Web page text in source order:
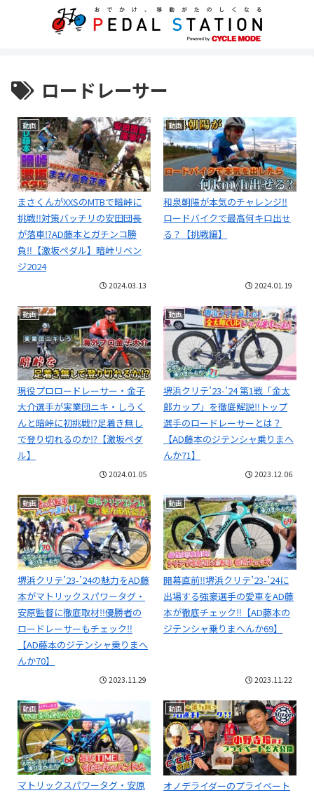
ロードレーサー
動画
まさくんがXXSのMTBで暗峠に
挑戦‼対策バッチリの安田団長
が落車⁉️AD藤本とガチンコ勝
負‼️【激坂ペダル】暗峠リベン
ジ2024
2024.03.13
動画
和泉朝陽が本気のチャレンジ‼
ロードバイクで最高何キロ出せ
る？【挑戦編】
2024.01.19
動画
現役プロロードレーサー・金子
大介選手が実業団ニキ・しうく
んと暗峠に初挑戦⁉足着き無し
で登り切れるのか⁉【激坂ペダ
ル】
2024.01.05
動画
堺浜クリテ’23-’24 第1戦「金太
郎カップ」を徹底解説‼トップ
選手のロードレーサーとは？
【AD藤本のジテンシャ乗りまへ
んか71】
2023.12.06
動画
堺浜クリテ’23-’24の魅力をAD藤
本がマトリックスパワータグ・
安原監督に徹底取材‼️優勝者の
ロードレーサーもチェック‼️
【AD藤本のジテンシャ乗りまへ
んか70】
2023.11.29
動画
開幕直前‼堺浜クリテ’23-’24に
出場する強豪選手の愛車をAD藤
本が徹底チェック‼【AD藤本の
ジテンシャ乗りまへんか69】
2023.11.22
動画
マトリックスパワータグ・安原
動画
オノデライダーのプライベート